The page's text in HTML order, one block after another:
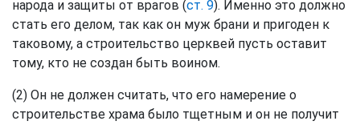
народа и защиты от врагов (ст. 9). Именно это должно
стать его делом, так как он муж брани и пригоден к
таковому, а строительство церквей пусть оставит
тому, кто не создан быть воином.
(2) Он не должен считать, что его намерение о
строительстве храма было тщетным и он не получит